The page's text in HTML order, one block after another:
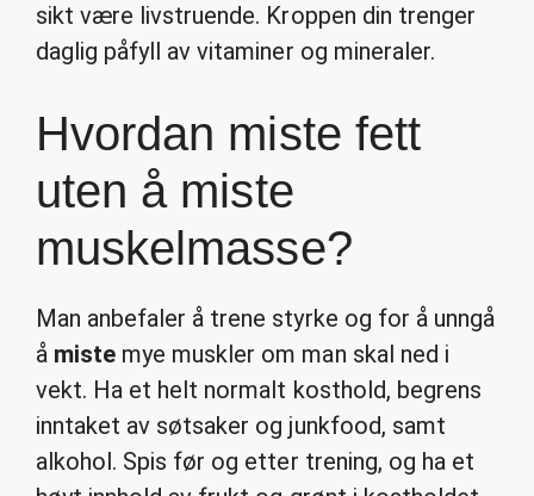
sikt være livstruende. Kroppen din trenger
daglig påfyll av vitaminer og mineraler.
Hvordan miste fett
uten å miste
muskelmasse?
Man anbefaler å trene styrke og for å unngå
å miste mye muskler om man skal ned i
vekt. Ha et helt normalt kosthold, begrens
inntaket av søtsaker og junkfood, samt
alkohol. Spis før og etter trening, og ha et